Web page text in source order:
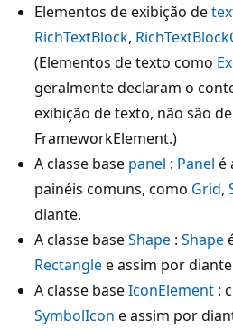
Elementos de exibição de
RichTextBlock,
(Elementos de texto como
geralmente declaram o
exibição de texto, não são
FrameworkElement.)
A classe base panel : Panel é
painéis comuns, como Grid,
diante.
A classe baseShape : Shape
Rectanglee assim por
A classe baseIconElement :
SymbolIcon e assim por